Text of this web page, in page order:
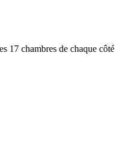
17 chambres de chaque côté